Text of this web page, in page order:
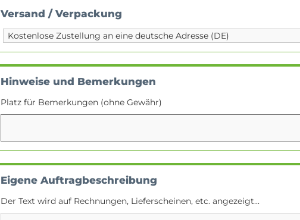
Versand / Verpackung
Hinweise und Bemerkungen
Platz für Bemerkungen (ohne Gewähr)
Eigene Auftragbeschreibung
Der Text wird auf Rechnungen, Lieferscheinen, etc. angezeigt...